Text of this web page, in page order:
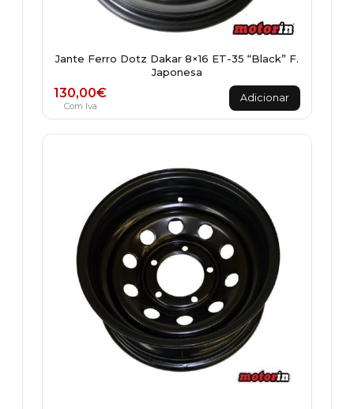
Jante Ferro Dotz Dakar 8×16 ET-35 “Black” F.
Japonesa
130,00€
Com Iva
Adicionar